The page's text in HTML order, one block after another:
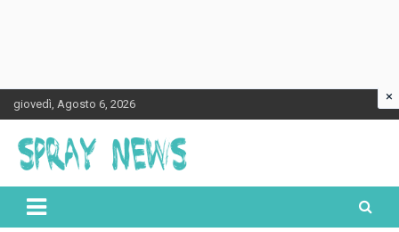
Skip
to
content
giovedì, Agosto 6, 2026
Spraynews.it
×